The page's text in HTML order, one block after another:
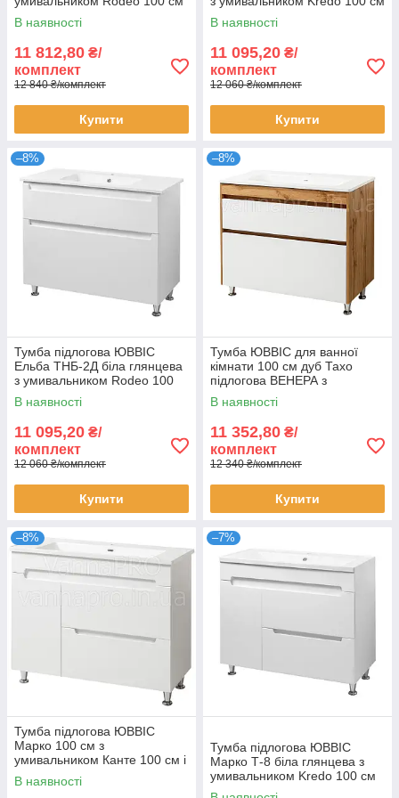
В наявності
11 812,80 ₴/
комплект
12 840 ₴/комплект
Купити
В наявності
11 095,20 ₴/
комплект
12 060 ₴/комплект
Купити
–8%
Тумба підлогова ЮВВІС
Ельба ТНБ-2Д біла глянцева
з умивальником Rodeo 100
см
В наявності
11 095,20 ₴/
комплект
12 060 ₴/комплект
Купити
–8%
Тумба ЮВВІС для ванної
кімнати 100 см дуб Тахо
підлогова ВЕНЕРА з
умивальником ЕСТЕЛЬ
В наявності
11 352,80 ₴/
комплект
12 340 ₴/комплект
Купити
–8%
Тумба підлогова ЮВВІС
Марко 100 см з
умивальником Канте 100 см і
кошиком для білизни
В наявності
–7%
Тумба підлогова ЮВВІС
Марко Т-8 біла глянцева з
умивальником Kredo 100 см